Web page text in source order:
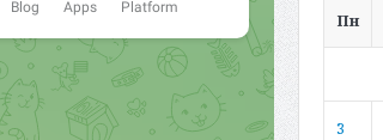
Пн
3